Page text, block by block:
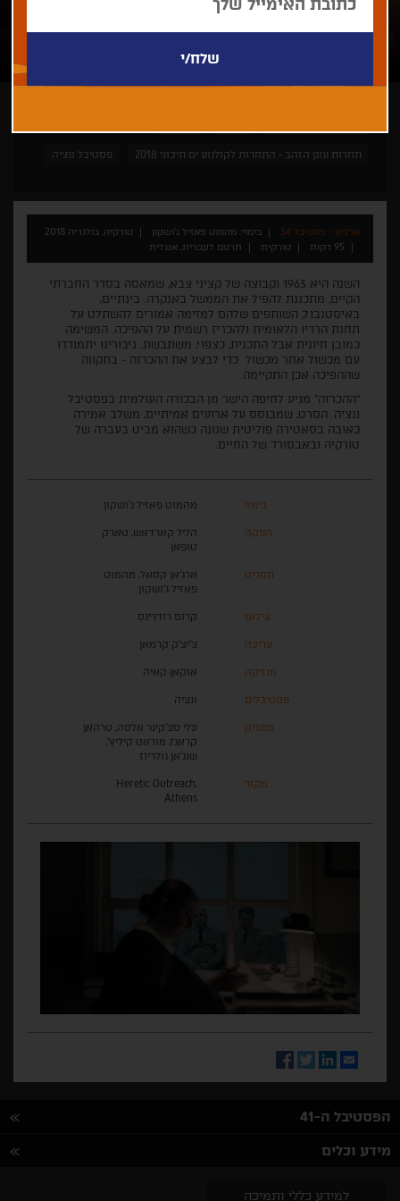
תחרות עוגן הזהב - התחרות לקולנוע ים תיכוני 2018 פסטיבל ונציה
ארכיון - פסטיבל 34 בימוי: מהמוט פאזיל ג'ושקון
טורקיה, בולגריה 2018
95 דקות
טורקית תרגום לעברית, אנגלית
השנה היא 1963 וקבוצה של קציני צבא, שמאסה בסדר החברתי
הקיים, מתכננת להפיל את הממשל באנקרה. בינתיים,
באיסטנבול, השותפים שלהם למזימה אמורים להשתלט על
תחנת הרדיו הלאומית ולהכריז רשמית על ההפיכה. המשימה
כמובן חיונית אבל התכנית, כצפוי, משתבשת. גיבורינו יתמודדו
עם מכשול אחר מכשול כדי לבצע את ההכרזה - בתקווה
שההפיכה אכן התקיימה.
"ההכרזה" מגיע לחיפה הישר מן הבכורה העולמית בפסטיבל
ונציה. הסרט, שמבוסס על ארועים אמיתיים, משלב אמירה
כאובה בסאטירה פוליטית שנונה כשהוא מביט בעברה של
טורקיה ובאבסורד של החיים.
בימוי מהמוט פאזיל ג'ושקון
הפקה
הליל קארדאש, טארק
טופאן
תסריט
ארג'אן קסאל, מהמוט
פאזיל ג'ושקון
צילום קרום רודריגס
עריכה צ'יצ'ק קרמאן
מוזיקה אוקאן קאיה
פסטיבלים ונציה
משחק
עלי סצ'קינר אלסה, טרהאן
קראגז, מוראט קיליץ',
שנג'אן גולריוז
מקור
Heretic Outreach,
Athens
Email
LinkedIn
Twitter
Facebook
הפסטיבל ה-41
מידע וכלים
למידע כללי ותמיכה